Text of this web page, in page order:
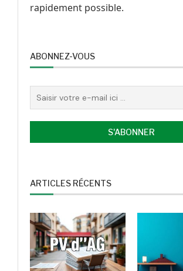
rapidement possible.
ABONNEZ-VOUS
ARTICLES RÉCENTS